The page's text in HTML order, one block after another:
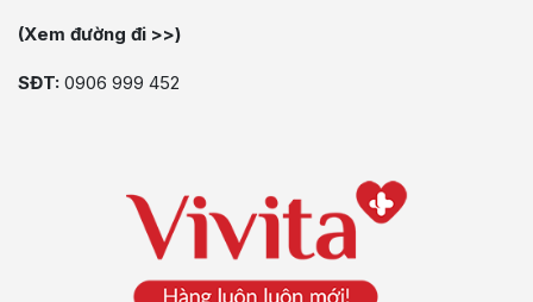
(Xem đường đi >>)
SĐT: 0906 999 452